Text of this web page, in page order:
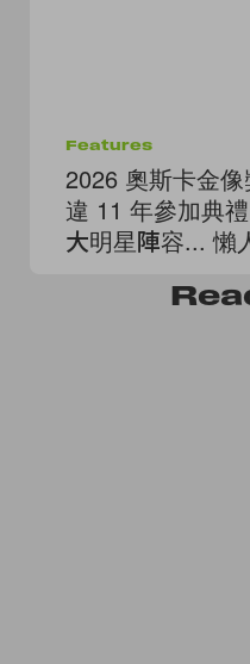
Features
2026 奧斯卡金
違 11 年參加典禮
大明星陣容... 懶